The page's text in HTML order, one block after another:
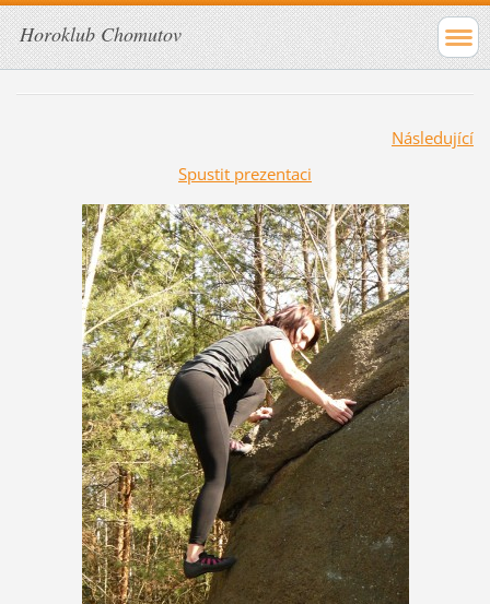
Horoklub Chomutov
Následující
Spustit prezentaci